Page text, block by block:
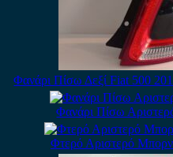
Φανάρι Πίσω Δεξί Fiat 500
Φανάρι Πίσω
Φτερό Αριστερό